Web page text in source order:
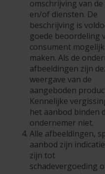
omschrijving van
en/of diensten. De
beschrijving is
goede beoordeling
consument
maken. Als de
afbeeldingen zijn
weergave van de
aangeboden
Kennelijke
het aanbod binden
ondernemer niet.
Alle afbeeldingen,
aanbod zijn
zijn tot
schadevergoeding